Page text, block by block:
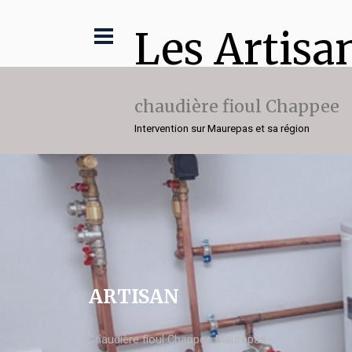
Les
chaudière fioul Chappee
Intervention sur Maurepas et sa région
ARTISAN
chaudière fioul Chappee Maurepas